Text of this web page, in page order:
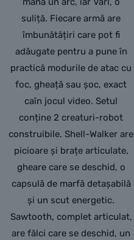
suliță. Fiecare armă are
îmbunătățiri care pot fi
adăugate pentru a pune în
practică modurile de atac cu
foc, gheață sau șoc, exact
caîn jocul video. Setul
conține 2 creaturi-robot
construibile. Shell-Walker are
picioare și brațe articulate,
gheare care se deschid, o
capsulă de marfă detașabilă
și un scut energetic.
Sawtooth, complet articulat,
are fălci care se deschid, un